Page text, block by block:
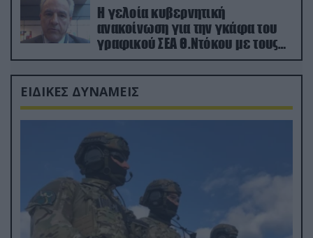
Η γελοία κυβερνητική
ανακοίνωση για την γκάφα του
γραφικού ΣΕΑ Θ.Ντόκου με τους
Ρώσους φαρσέρ
ΕΙΔΙΚΕΣ ΔΥΝΑΜΕΙΣ